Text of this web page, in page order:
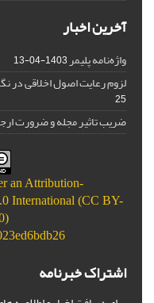
آخرین اخبار
واژه‌نامه پلیمر1403-04-13
لزوم رعایت اصول اخلاقی در
25
ضریب تاثیر مجله و ضرورت
an Attribution-
International (CC BY-
اشتراک خبرنامه